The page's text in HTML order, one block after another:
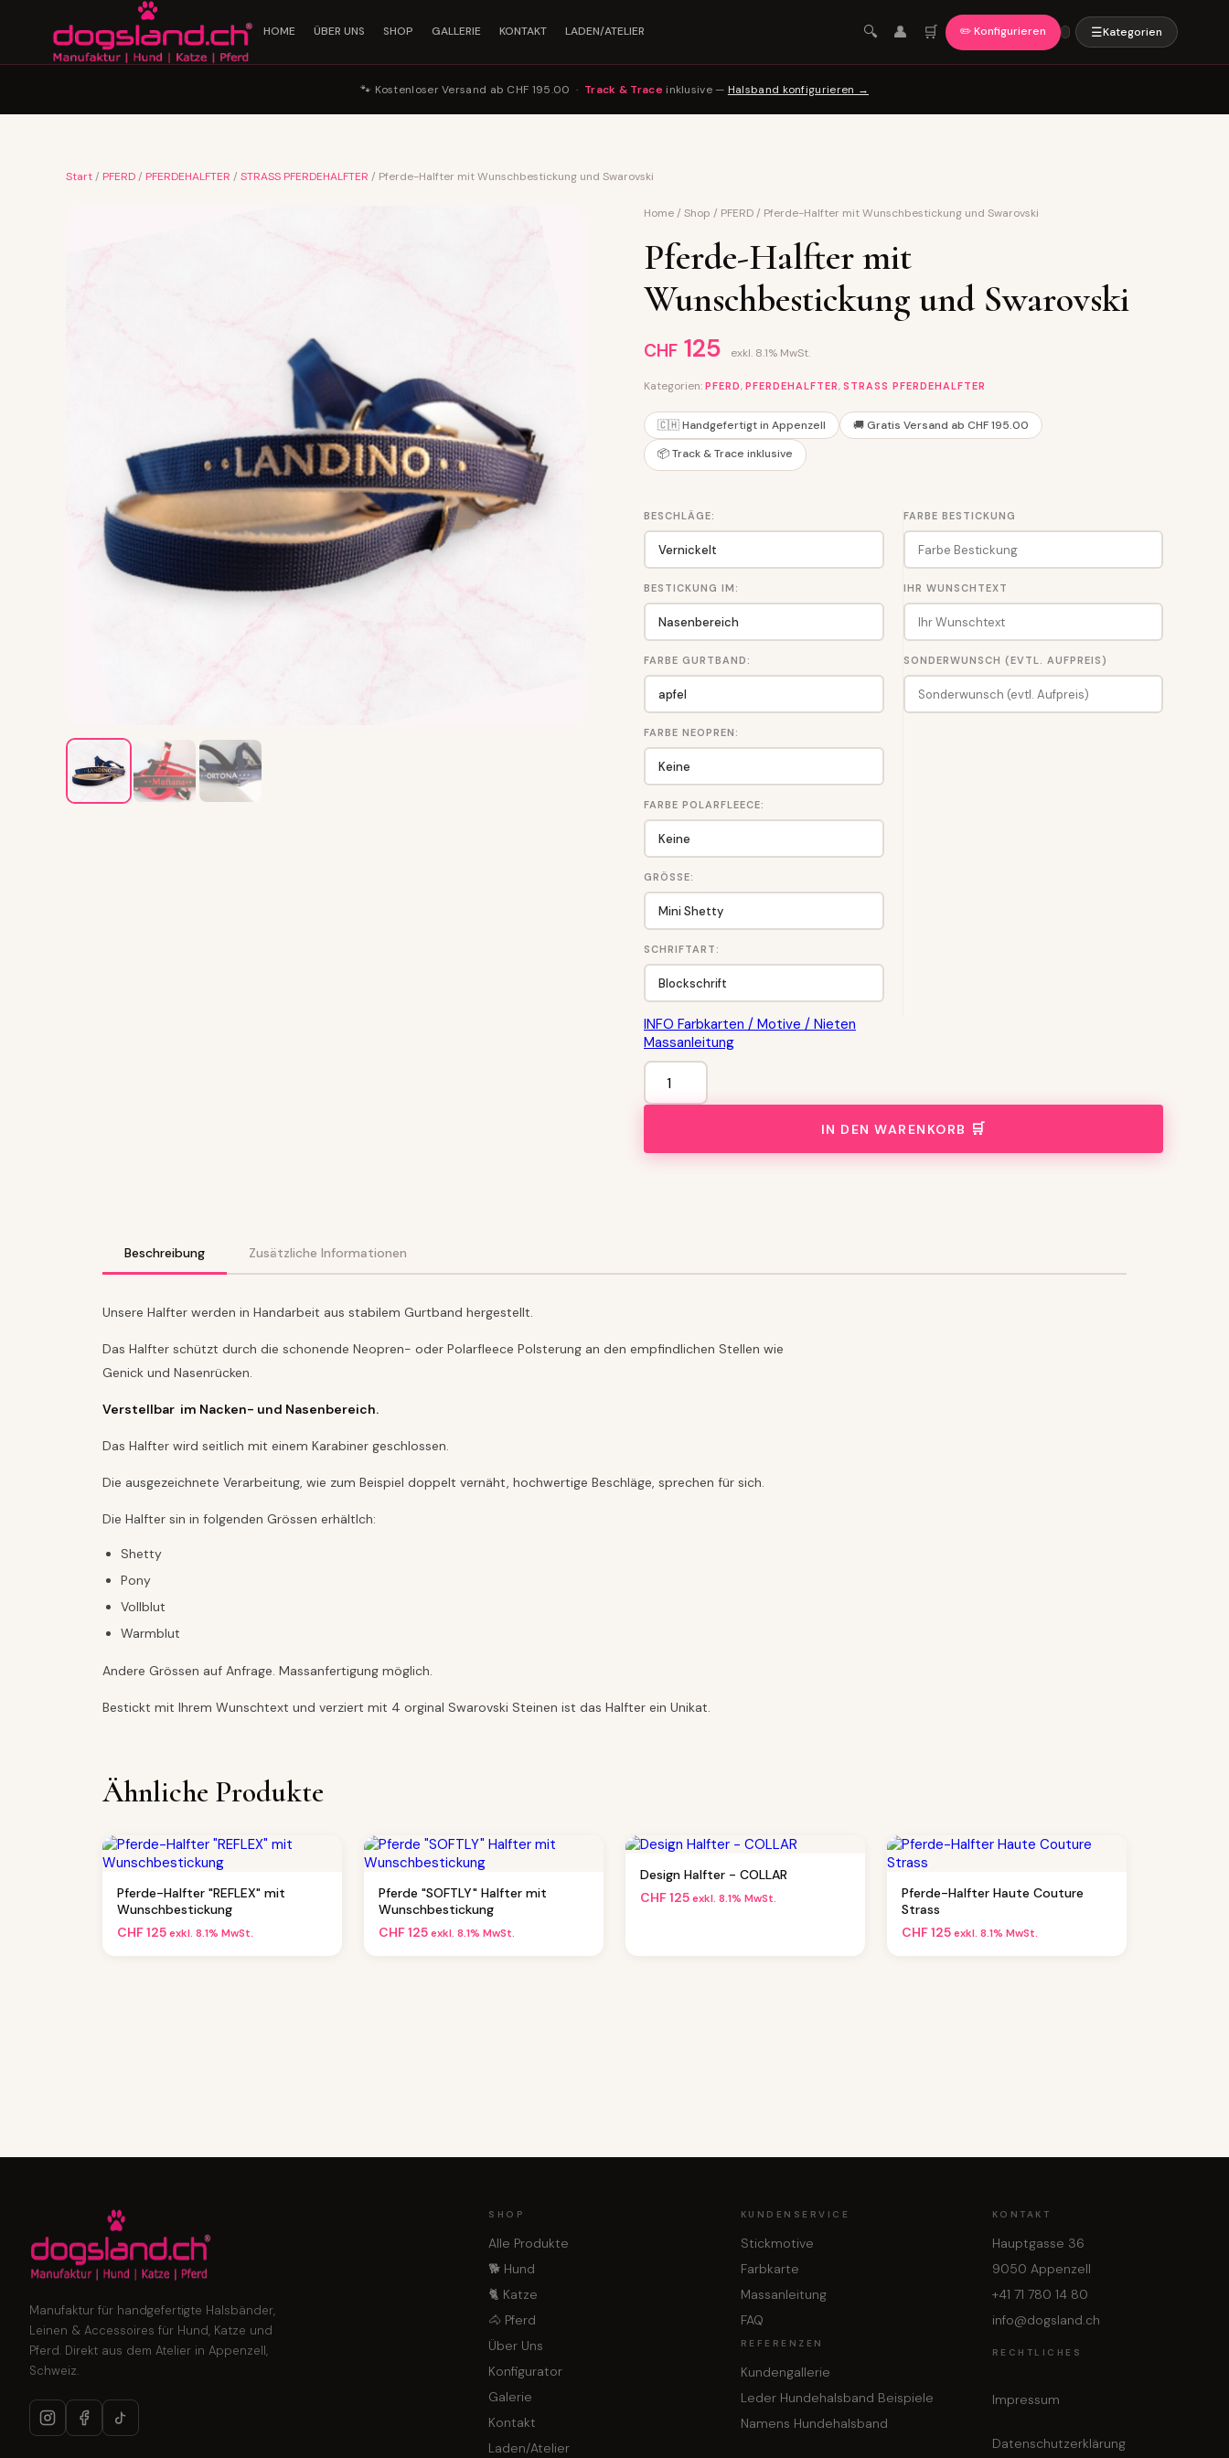
HOME ÜBER UNS SHOP GALLERIE KONTAKT LADEN/ATELIER 🔍 👤 🛒 ✏️ Konfigurieren ☰Kategorien
🐾 Kostenloser Versand ab CHF 195.00 · Track & Traceinklusive — Halsband konfigurieren →
Start / PFERD / PFERDEHALFTER / STRASS PFERDEHALFTER / Pferde-Halfter mit Wunschbestickung und Swarovski
Home / Shop / PFERD / Pferde-Halfter mit Wunschbestickung und Swarovski
Pferde-Halfter mit
Wunschbestickung und Swarovski
CHF 125 exkl. 8.1% MwSt.
Kategorien: PFERD, PFERDEHALFTER, STRASS PFERDEHALFTER
🇨🇭 Handgefertigt in Appenzell
🚚 Gratis Versand ab CHF 195.00
📦 Track & Trace inklusive
BESCHLÄGE:
BESTICKUNG IM:
FARBE GURTBAND:
FARBE NEOPREN:
FARBE POLARFLEECE:
GRÖSSE:
SCHRIFTART:
FARBE BESTICKUNG
IHR WUNSCHTEXT
SONDERWUNSCH (EVTL. AUFPREIS)
INFO Farbkarten / Motive / Nieten
Massanleitung
Pferde-
Halfter
mit
Swarovski
IN DEN WARENKORB
Beschreibung Zusätzliche Informationen
Unsere Halfter werden in Handarbeit aus stabilem Gurtband hergestellt.
Das Halfter schützt durch die schonende Neopren- oder Polarfleece Polsterung an den empfindlichen Stellen wie
Genick und Nasenrücken.
Verstellbar im Nacken- und Nasenbereich.
Das Halfter wird seitlich mit einem Karabiner geschlossen.
Die ausgezeichnete Verarbeitung, wie zum Beispiel doppelt vernäht, hochwertige Beschläge, sprechen für sich.
Die Halfter sin in folgenden Grössen erhältlch:
Shetty
Pony
Vollblut
Warmblut
Andere Grössen auf Anfrage. Massanfertigung möglich.
Bestickt mit Ihrem Wunschtext und verziert mit 4 orginal Swarovski Steinen ist das Halfter ein Unikat.
Ähnliche Produkte
Pferde-Halfter "REFLEX" mit
Wunschbestickung
CHF125exkl. 8.1% MwSt.
Pferde "SOFTLY" Halfter mit
Wunschbestickung
CHF125exkl. 8.1% MwSt.
Design Halfter - COLLAR
CHF125exkl. 8.1% MwSt.
Pferde-Halfter Haute Couture
Strass
CHF125exkl. 8.1% MwSt.
Manufaktur für handgefertigte Halsbänder,
Leinen & Accessoires für Hund, Katze und
Pferd. Direkt aus dem Atelier in Appenzell,
Schweiz.
SHOP
Alle Produkte
🐕 Hund
🐈 Katze
🐴 Pferd
Über Uns
Konfigurator
Galerie
Kontakt
Laden/Atelier
KUNDENSERVICE
Stickmotive
Farbkarte
Massanleitung
FAQ
REFERENZEN
Kundengallerie
Leder Hundehalsband Beispiele
Namens Hundehalsband
KONTAKT
Hauptgasse 36
9050 Appenzell
+41 71 780 14 80
info@dogsland.ch
RECHTLICHES
Impressum
Datenschutzerklärung